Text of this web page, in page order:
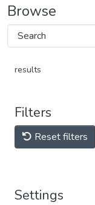
Browse
results
Filters
Reset filters
Settings